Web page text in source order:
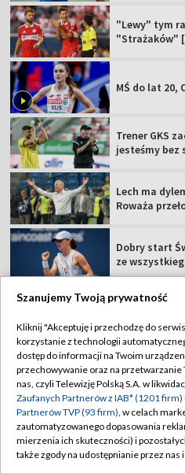
"Lewy" tym
"Strażaków"
MŚ do lat 20,
Trener GKS
jesteśmy bez
Lech ma
Roważa
Dobry start
ze
Biuro
Oferta
Polityka
Moje
Biuro
Szanujemy Twoją prywatność
Kliknij "Akceptuję i przechodzę do
korzystanie z technologii
dostęp do informacji na Twoim
przechowywanie oraz na przetwarzanie
nas, czyli Telewizję Polską S.A. w
Zaufanych Partnerów z IAB* (1201 firm)
Partnerów TVP (93 firm), w celach
zautomatyzowanego dopasowania
mierzenia ich skuteczności) i
także zgody na udostępnianie przez nas